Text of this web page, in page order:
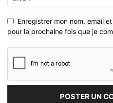
Enregistrer mon nom, email
pour la prochaine fois que je